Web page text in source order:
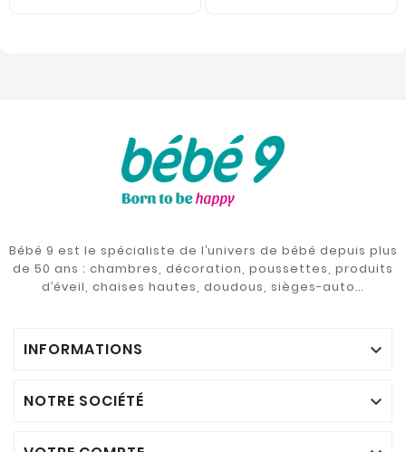
Bébé 9 est le spécialiste de l’univers de bébé depuis plus
de 50 ans : chambres, décoration, poussettes, produits
d’éveil, chaises hautes, doudous, sièges-auto…
INFORMATIONS 
NOTRE SOCIÉTÉ 